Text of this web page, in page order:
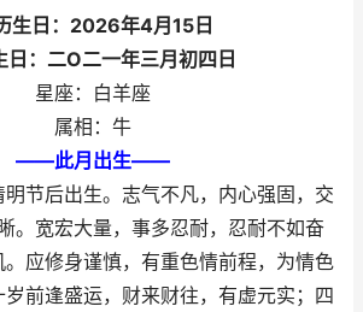
生日：2026年4月15日
日：二O二一年三月初四日
星座：白羊座
属相：牛
——此月出生——
节后出生。志气不凡，内心强固，交
。宽宏大量，事多忍耐，忍耐不如奋
应修身谨慎，有重色情前程，为情色
前逢盛运，财来财往，有虚元实；四